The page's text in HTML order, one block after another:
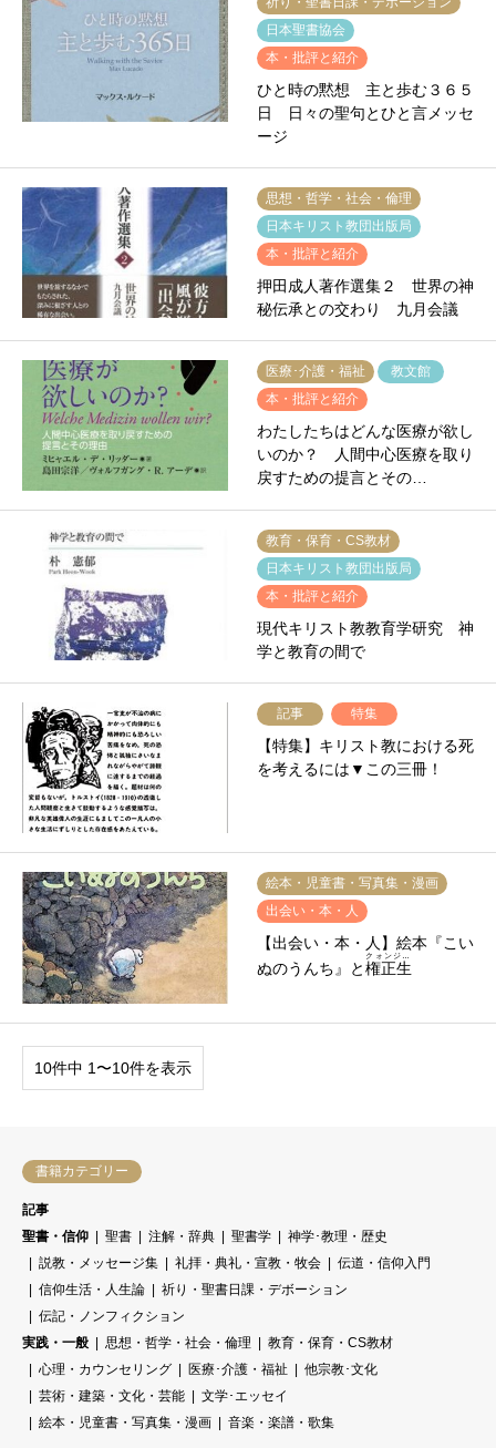
日本聖書協会
本・批評と紹介
ひと時の黙想 主と歩む３６５
日 日々の聖句とひと言メッセ
ージ
思想・哲学・社会・倫理
日本キリスト教団出版局
本・批評と紹介
押田成人著作選集２ 世界の神
秘伝承との交わり 九月会議
医療･介護・福祉
教文館
本・批評と紹介
わたしたちはどんな医療が欲し
いのか？ 人間中心医療を取り
戻すための提言とその…
教育・保育・CS教材
日本キリスト教団出版局
本・批評と紹介
現代キリスト教教育学研究 神
学と教育の間で
記事 特集
【特集】キリスト教における死
を考えるには▼この三冊！
絵本・児童書・写真集・漫画
出会い・本・人
【出会い・本・人】絵本『こい
ぬのうんち』と権正生
クォンジ…
10件中 1〜10件を表示
書籍カテゴリー
記事
聖書・信仰
聖書 注解・辞典 聖書学
神学･教理・歴史
説教・メッセージ集
礼拝・典礼・宣教・牧会
伝道・信仰入門
信仰生活・人生論
祈り・聖書日課・デボーション
伝記・ノンフィクション
実践・一般
思想・哲学・社会・倫理
教育・保育・CS教材
心理・カウンセリング
医療･介護・福祉
他宗教･文化
芸術・建築・文化・芸能
文学･エッセイ
絵本・児童書・写真集・漫画
音楽・楽譜・歌集